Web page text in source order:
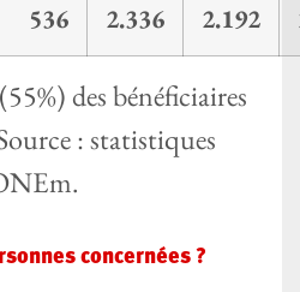
536 2.336 2.192
des bénéficiaires
: statistiques
concernées ?